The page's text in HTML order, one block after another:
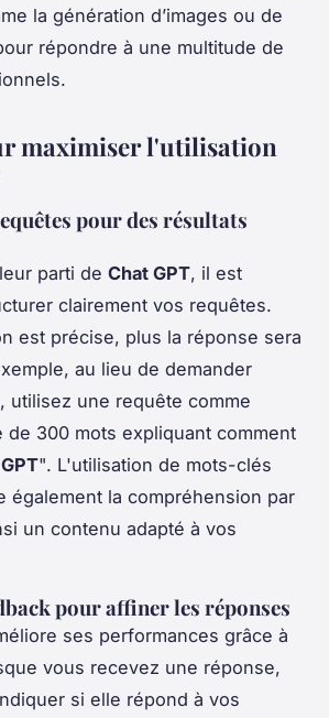
la génération d’images ou de
répondre à une multitude de
maximiser l'utilisation
pour des résultats
parti de Chat GPT, il est
clairement vos requêtes.
est précise, plus la réponse sera
au lieu de demander
utilisez une requête comme
de 300 mots expliquant comment
". L'utilisation de mots-clés
également la compréhension par
un contenu adapté à vos
pour affiner les réponses
ses performances grâce à
vous recevez une réponse,
si elle répond à vos